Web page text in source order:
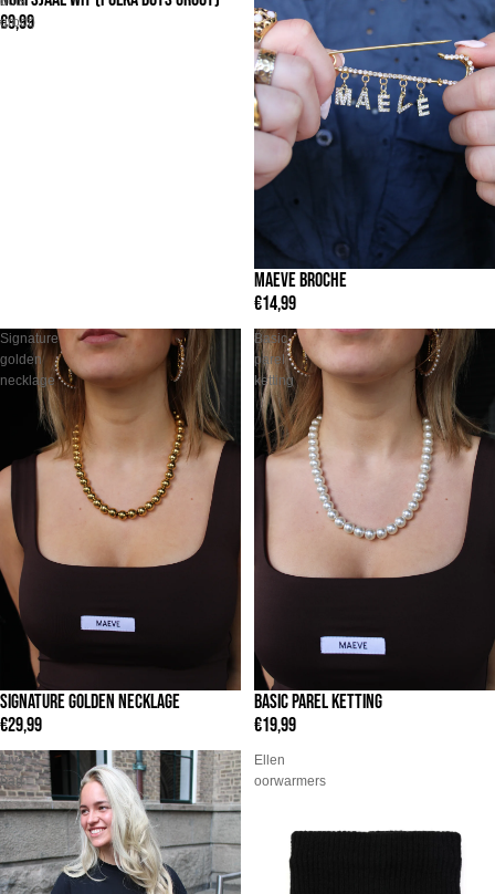
groot)
€9,99
MAEVE BROCHE
€14,99
Signature
golden
necklage
SIGNATURE GOLDEN NECKLAGE
€29,99
Basic
parel
ketting
BASIC PAREL KETTING
€19,99
Liva
bag
Ellen
oorwarmers